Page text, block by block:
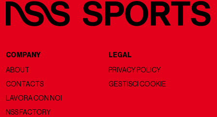
COMPANY
ABOUT
CONTACTS
LAVORA CON NOI
NSS FACTORY
LEGAL
PRIVACY POLICY
GESTISCI COOKIE